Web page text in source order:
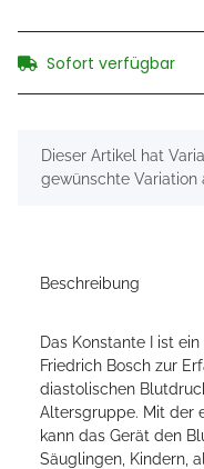
Sofort verfügbar
xDieser Artikel hat
gewünschte Variation
Beschreibung
Das Konstante I ist
Friedrich Bosch zur
diastolischen
Altersgruppe. Mit der
kann das Gerät den
Säuglingen, Kindern,